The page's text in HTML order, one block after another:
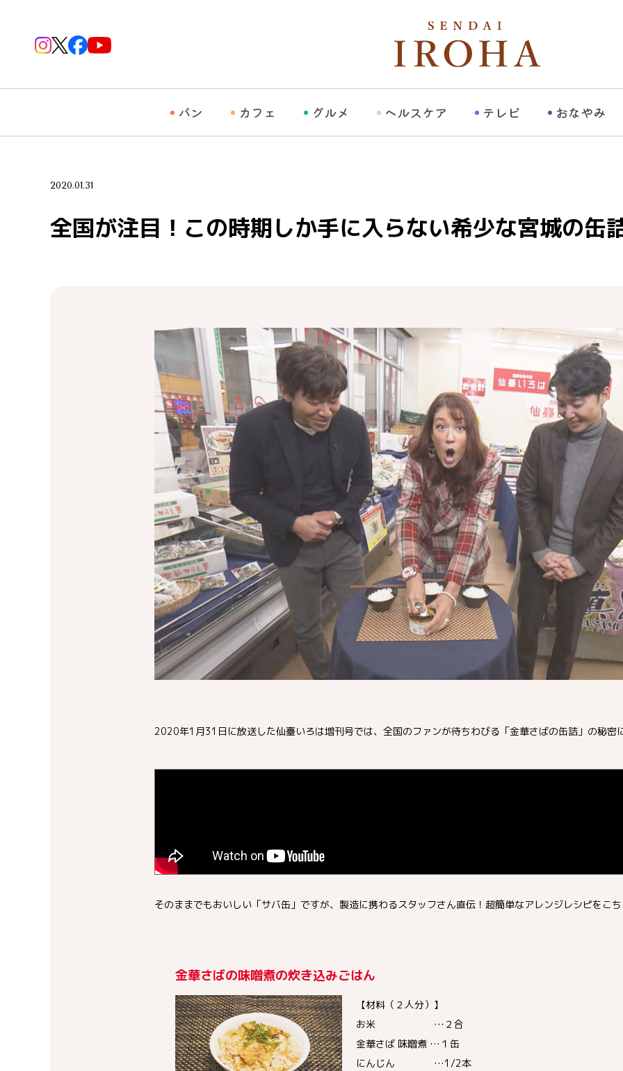
パン カフェ グルメ ヘルスケア テレビ おなやみ
2020.01.31
全国が注目！この時期しか手に入らない希少な宮城の缶
2020年1月31日に放送した仙臺いろは増刊号では、全国のファンが待ちわびる「金華さばの缶詰」の秘密
そのままでもおいしい「サバ缶」ですが、製造に携わるスタッフさん直伝！超簡単なアレンジレシピをこち
金華さばの味噌煮の炊き込みごはん
【材料（２人分）】
お米 …２合
金華さば 味噌煮 …１缶
にんじん …1/2本